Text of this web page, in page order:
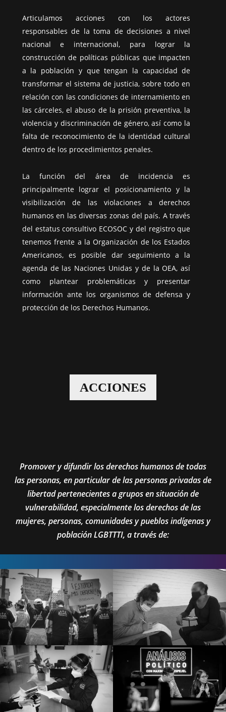
Articulamos acciones con los actores
responsables de la toma de decisiones a nivel
nacional e internacional, para lograr la
construcción de políticas públicas que impacten
a la población y que tengan la capacidad de
transformar el sistema de justicia, sobre todo en
relación con las condiciones de internamiento en
las cárceles, el abuso de la prisión preventiva, la
violencia y discriminación de género, así como la
falta de reconocimiento de la identidad cultural
dentro de los procedimientos penales.
La función del área de incidencia es
principalmente lograr el posicionamiento y la
visibilización de las violaciones a derechos
humanos en las diversas zonas del país. A través
del estatus consultivo ECOSOC y del registro que
tenemos frente a la Organización de los Estados
Americanos, es posible dar seguimiento a la
agenda de las Naciones Unidas y de la OEA, así
como plantear problemáticas y presentar
información ante los organismos de defensa y
protección de los Derechos Humanos.
ACCIONES
Promover y difundir los derechos humanos de todas
las personas, en particular de las personas privadas de
libertad pertenecientes a grupos en situación de
vulnerabilidad, especialmente los derechos de las
mujeres, personas, comunidades y pueblos indígenas y
población LGBTTTI, a través de: